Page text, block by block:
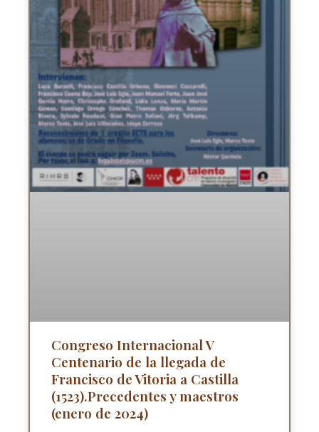
Congreso Internacional V
Centenario de la llegada de
Francisco de Vitoria a Castilla
(1523).Precedentes y maestros
(enero de 2024)